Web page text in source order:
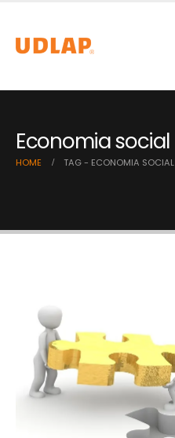
Economia social
HOME TAG - ECONOMIA SOCIAL